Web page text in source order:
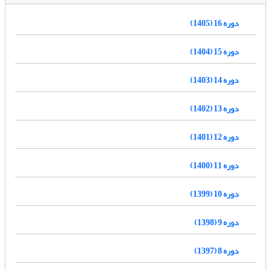
دوره 16 (1405)
دوره 15 (1404)
دوره 14 (1403)
دوره 13 (1402)
دوره 12 (1401)
دوره 11 (1400)
دوره 10 (1399)
دوره 9 (1398)
دوره 8 (1397)